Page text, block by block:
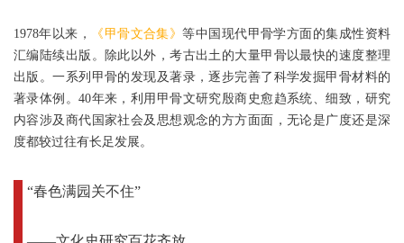
1978年以来， 《甲骨文合集》等中国现代甲骨学方面的集成性资料
汇编陆续出版。除此以外，考古出土的大量甲骨以最快的速度整理
出版。一系列甲骨的发现及著录，逐步完善了科学发掘甲骨材料的
著录体例。40年来，利用甲骨文研究殷商史愈趋系统、细致，研究
内容涉及商代国家社会及思想观念的方方面面，无论是广度还是深
度都较过往有长足发展。
“春色满园关不住”